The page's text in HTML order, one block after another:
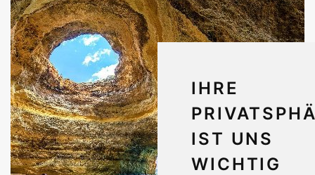
IHRE
IST UNS
WICHTIG